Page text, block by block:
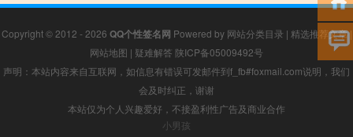
Copyright © 2012 - 2026 QQ个性签名网 Powered by 网站分类目录 | 精选推荐文章|
网站地图 | 疑难解答 陕ICP备05009492号
声明：本站内容来自互联网，如信息有错误可发邮件到f_fb#foxmail.com说明，我们
会及时纠正，谢谢
本站仅为个人兴趣爱好，不接盈利性广告及商业合作
小男孩